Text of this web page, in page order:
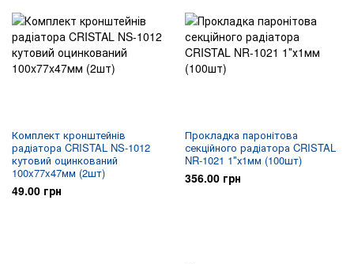
Комплект кронштейнів
радіатора CRISTAL NS-1012
кутовий оцинкований
100x77x47мм (2шт)
49.00 грн
Прокладка паронітова
секційного радіатора CRISTAL
NR-1021 1″х1мм (100шт)
356.00 грн